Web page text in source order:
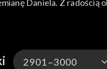
Daniela. Z radością
Olę na test z teorii
2901–3000